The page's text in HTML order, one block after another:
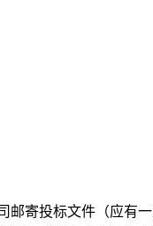
寄投标文件（应有